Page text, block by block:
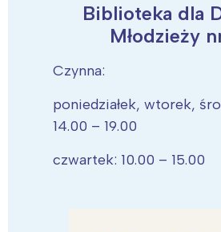
Biblioteka dla
Młodzieży
Czynna:
poniedziałek, wtorek,
14.00 – 19.00
czwartek: 10.00 – 15.00